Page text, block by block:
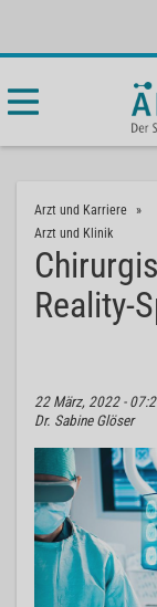
Arzt und Karriere
Arzt und Klinik
Reality-
22 März, 2022 -
Dr. Sabine Glöser